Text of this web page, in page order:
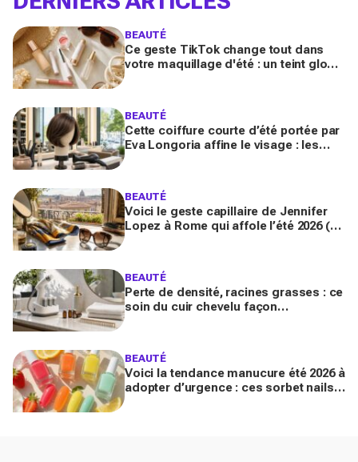
BEAUTÉ
Ce geste TikTok change tout dans
votre maquillage d'été : un teint glowy
BEAUTÉ
Cette coiffure courte d’été portée par
Eva Longoria affine le visage : les
BEAUTÉ
Voici le geste capillaire de Jennifer
Lopez à Rome qui affole l’été 2026 (et
BEAUTÉ
Perte de densité, racines grasses : ce
soin du cuir chevelu façon
BEAUTÉ
Voici la tendance manucure été 2026 à
adopter d’urgence : ces sorbet nails